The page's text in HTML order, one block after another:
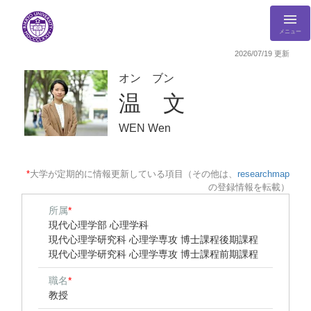
メニュー
2026/07/19 更新
オン ブン
温 文
WEN Wen
*大学が定期的に情報更新している項目（その他は、 researchmap
の登録情報を転載）
所属*
現代心理学部 心理学科
現代心理学研究科 心理学専攻 博士課程後期課程
現代心理学研究科 心理学専攻 博士課程前期課程
職名*
教授